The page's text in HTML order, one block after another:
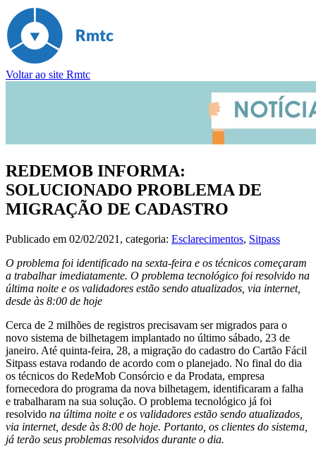
Voltar ao site Rmtc
REDEMOB INFORMA:
SOLUCIONADO PROBLEMA DE
MIGRAÇÃO DE CADASTRO
Publicado em 02/02/2021 , categoria: Esclarecimentos, Sitpass
O problema foi identificado na sexta-feira e os técnicos começaram
a trabalhar imediatamente. O problema tecnológico foi resolvido na
última noite e os validadores estão sendo atualizados, via internet,
desde às 8:00 de hoje
Cerca de 2 milhões de registros precisavam ser migrados para o
novo sistema de bilhetagem implantado no último sábado, 23 de
janeiro. Até quinta-feira, 28, a migração do cadastro do Cartão Fácil
Sitpass estava rodando de acordo com o planejado. No final do dia
os técnicos do RedeMob Consórcio e da Prodata, empresa
fornecedora do programa da nova bilhetagem, identificaram a falha
e trabalharam na sua solução. O problema tecnológico já foi
resolvido na última noite e os validadores estão sendo atualizados,
via internet, desde às 8:00 de hoje. Portanto, os clientes do sistema,
já terão seus problemas resolvidos durante o dia.